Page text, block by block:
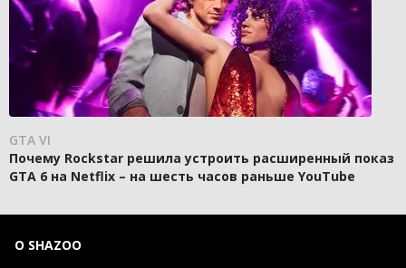
GTA VI
Почему Rockstar решила устроить расширенный показ
GTA 6 на Netflix – на шесть часов раньше YouTube
О SHAZOO